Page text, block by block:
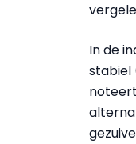
In de
stabiel